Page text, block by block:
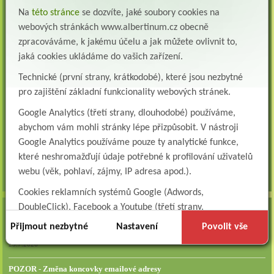
Přidejte se k nám Do našeho týmu přijmeme všeobecnou nebo praktickou sestru na
lůžkové oddělení následné a dlouhodobé pé...
Všeobecná sestra na plicní oddělení
Albertinum, odborný léčebný ústav, přijme do pracovního poměru: VŠEOBECNÁ
SESTRA na oddělení pneumologie a ftizeologiePr...
Logoped/klinický logoped
Albertinum, OLÚ, Žamberk přijme
KLINICKÉHO LOGOPEDA Nab...
Ergoterapeut/ka
Albertinum, odborný léčebný ústav, přijme do pracovního
poměru: ERGOTERAPEUTA, EGOTERAPEUTKU Požadujeme:odbornou způsobi...
AKTUALITY
Zapojte se do naší fotosoutěže!
29.7.2026
POZOR - Změna koncovky emailové adresy
Na této stránce se dozvíte, jaké soubory cookies na
webových stránkách www.albertinum.cz obecně
zpracováváme, k jakému účelu a jak můžete ovlivnit to,
jaká cookies ukládáme do vašich zařízení.
Technické (první strany, krátkodobé), které jsou nezbytné
pro zajištění základní funkcionality webových stránek.
Google Analytics (třetí strany, dlouhodobé) používáme,
abychom vám mohli stránky lépe přizpůsobit. V nástroji
Google Analytics používáme pouze ty analytické funkce,
které neshromažďují údaje potřebné k profilování uživatelů
webu (věk, pohlaví, zájmy, IP adresa apod.).
Cookies reklamních systémů Google (Adwords,
DoubleClick), Facebook a Youtube (třetí strany,
dlouhodobé). Tyto
cookiesslouží k marketingovému
například prostřednictvím personalizované reklamy na
sociálních sítích.
Přijmout nezbytné Nastavení Povolit vše